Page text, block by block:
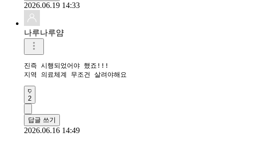
2026.06.19 14:33
나루나루얌
진즉 시행되었어야 했죠!!!
지역 의료체계 무조건 살려야해요
2
답글 쓰기
2026.06.16 14:49